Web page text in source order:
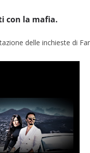
con la mafia.
delle inchieste di